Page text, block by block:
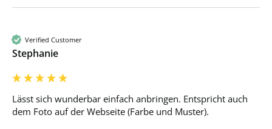
Verified Customer
Stephanie
Lässt sich wunderbar einfach anbringen. Entspricht auch
dem Foto auf der Webseite (Farbe und Muster).